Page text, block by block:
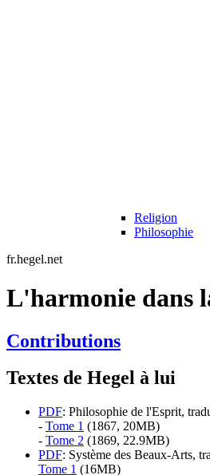
Religion
Philosophie
fr.hegel.net
L'harmonie dans
Contributions
Textes de Hegel à lui
PDF: Philosophie de l'Esprit,
- Tome 1 (1867, 20MB)
- Tome 2 (1869, 22.9MB)
PDF: Système des Beaux-Arts,
Tome 1 (16MB)